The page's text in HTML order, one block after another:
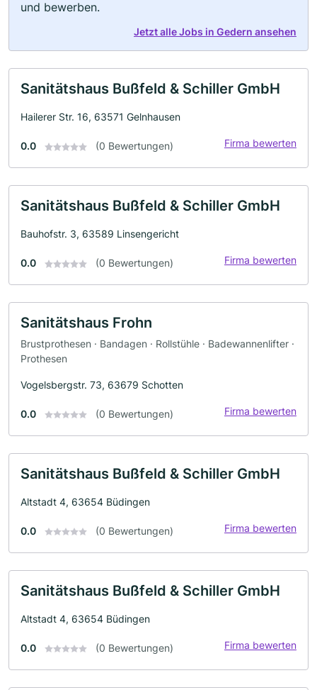
und bewerben.
Jetzt alle Jobs in Gedern ansehen
Sanitätshaus Bußfeld & Schiller GmbH
Hailerer Str. 16, 63571 Gelnhausen
0.0 (0 Bewertungen) Firma bewerten
Sanitätshaus Bußfeld & Schiller GmbH
Bauhofstr. 3, 63589 Linsengericht
0.0 (0 Bewertungen) Firma bewerten
Sanitätshaus Frohn
Brustprothesen · Bandagen · Rollstühle · Badewannenlifter ·
Prothesen
Vogelsbergstr. 73, 63679 Schotten
0.0 (0 Bewertungen) Firma bewerten
Sanitätshaus Bußfeld & Schiller GmbH
Altstadt 4, 63654 Büdingen
0.0 (0 Bewertungen) Firma bewerten
Sanitätshaus Bußfeld & Schiller GmbH
Altstadt 4, 63654 Büdingen
0.0 (0 Bewertungen) Firma bewerten